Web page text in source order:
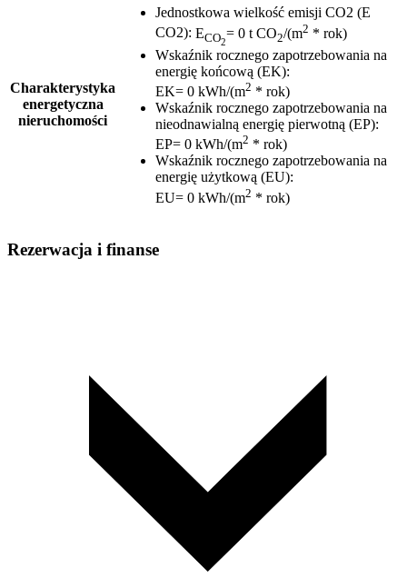
Charakterystyka
energetyczna
nieruchomości
Jednostkowa wielkość emisji CO2 (E
CO2): ECO2
= 0 t CO2/(m2 * rok)
Wskaźnik rocznego zapotrzebowania na
energię końcową (EK):
EK= 0 kWh/(m2 * rok)
Wskaźnik rocznego zapotrzebowania na
nieodnawialną energię pierwotną (EP):
EP= 0 kWh/(m2 * rok)
Wskaźnik rocznego zapotrzebowania na
energię użytkową (EU):
EU= 0 kWh/(m2 * rok)
Rezerwacja i finanse